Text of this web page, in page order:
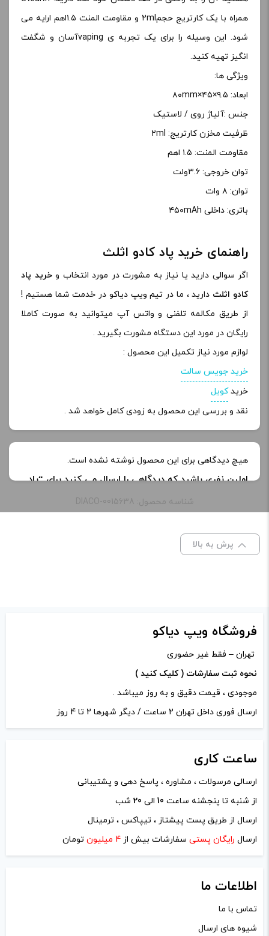
همراه با یک کارتریج حجم۲ml و مقاومت المنت ۱.۵اهم ارایه می
شود. این وسیله را برای یک تجربه ی vapingآسان و شگفت
انگیز تهیه کنید.
ویژگی ها:
ابعاد: ۹.۵×۴۵×۸۰mm
جنس :آلیاژ روی / لاستیک
ظرفیت مخزن کارتریج: ۲ml
مقاومت المنت: ۱.۵ اهم
توان خروجی: ۳.۶ولت
توان: ۸ وات
باتری: داخلی ۴۵۰mAh
راهنمای خرید پاد کادو اثلث
اگر سوالی دارید یا نیاز به مشورت در مورد انتخاب وخرید پاد
کادو اثلث دارید ، ما در تیم ویپ دیاکو در خدمت شما هستیم !
از طریق مکالمه تلفنی و واتس آپ میتوانید به صورت کاملا
رایگان در مورد این دستگاه مشورت بگیرید .
لوازم مورد نیاز تکمیل این محصول :
خرید جویس سالت
خریدکویل
نقد و بررسی این محصول به زودی کامل خواهد شد .
هیچ دیدگاهی برای این محصول نوشته نشده است.
اولین نفری باشید که دیدگاهی را ارسال می کنید برای “پاد
علامت‌گذاری شده‌اند
نام*
ایمیل*
ذخیره نام، ایمیل و وبسایت من در مرورگر برای زمانی که دوباره
دیدگاهی می‌نویسم.
شناسه محصول: DIACO-0015638
پرش به بالا
فروشگاه ویپ دیاکو
تهران – فقط غیر حضوری
نحوه ثبت سفارشات ( کلیک کنید )
موجودی ، قیمت دقیق و به روز میباشد .
ارسال فوری داخل تهران 2 ساعت / دیگر شهرها 2 تا 4 روز
ساعت کاری
ارسالی مرسولات ، مشاوره ، پاسخ دهی و پشتیبانی
از شنبه تا پنجشنه ساعت 10 الی 20 شب
ارسال از طریق پست پیشتاز ، تیپاکس ، ترمینال
ارسال رایگان پستی سفارشات بیش از 4 میلیون تومان
اطلاعات ما
تماس با ما
شیوه های ارسال